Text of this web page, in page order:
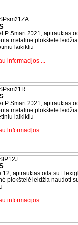
P Smart 2021, aptrauktas
metalinė plokštelė
laikikliu
informacijos ...
P Smart 2021, aptrauktas
metalinė plokštelė
laikikliu
informacijos ...
12, aptrauktas oda su
plokštelė leidžia naudoti
informacijos ...